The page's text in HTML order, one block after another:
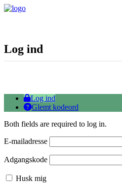
Log ind
Log ind
Glemt kodeord
Both fields are required to log in.
E-mailadresse
Adgangskode
Husk mig